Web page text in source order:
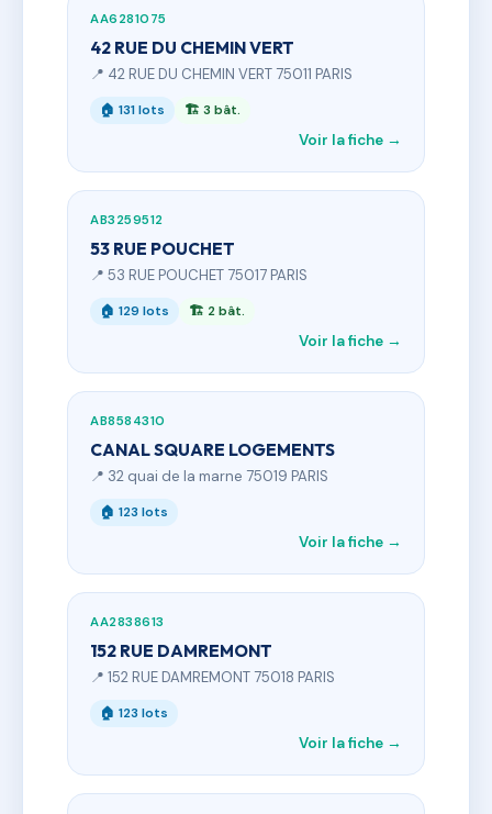
AA6281075
42 RUE DU CHEMIN VERT
📍 42 RUE DU CHEMIN VERT 75011 PARIS
🏠 131 lots 🏗 3 bât.
Voir la fiche →
AB3259512
53 RUE POUCHET
📍 53 RUE POUCHET 75017 PARIS
🏠 129 lots 🏗 2 bât.
Voir la fiche →
AB8584310
CANAL SQUARE LOGEMENTS
📍 32 quai de la marne 75019 PARIS
🏠 123 lots
Voir la fiche →
AA2838613
152 RUE DAMREMONT
📍 152 RUE DAMREMONT 75018 PARIS
🏠 123 lots
Voir la fiche →